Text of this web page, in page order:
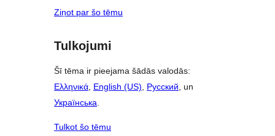
Ziņot par šo tēmu
Tulkojumi
Šī tēma ir pieejama šādās valodās:
Ελληνικά, English (US), Русский, un
Українська.
Tulkot šo tēmu